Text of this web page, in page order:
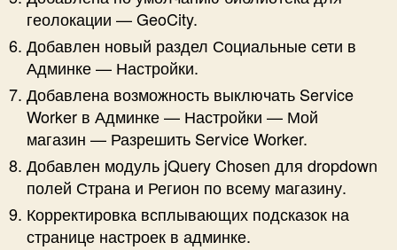
геолокации — GeoCity.
Добавлен новый раздел Социальные сети в
Админке — Настройки.
Добавлена возможность выключать Service
Worker в Админке — Настройки — Мой
магазин — Разрешить Service Worker.
Добавлен модуль jQuery Chosen для dropdown
полей Страна и Регион по всему магазину.
Корректировка всплывающих подсказок на
странице настроек в админке.